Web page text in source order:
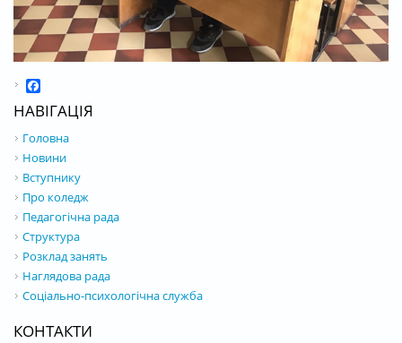
НАВІГАЦІЯ
Головна
Новини
Вступнику
Про коледж
Педагогічна рада
Структура
Розклад занять
Наглядова рада
Соціально-психологічна служба
КОНТАКТИ